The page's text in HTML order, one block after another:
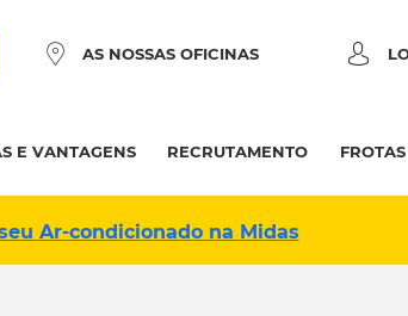
AS NOSSAS OFICINAS
E VANTAGENS RECRUTAMENTO FROTAS
Ar-condicionado na Midas